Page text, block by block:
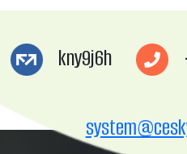
kny9j6h